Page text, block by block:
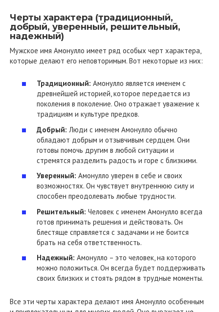
Черты характера (традиционный,
добрый, уверенный, решительный,
надежный)
Мужское имя Амонулло имеет ряд особых черт характера,
которые делают его неповторимым. Вот некоторые из них:
Традиционный: Амонулло является именем с
древнейшей историей, которое передается из
поколения в поколение. Оно отражает уважение к
традициям и культуре предков.
Добрый: Люди с именем Амонулло обычно
обладают добрым и отзывчивым сердцем. Они
готовы помочь другим в любой ситуации и
стремятся разделить радость и горе с близкими.
Уверенный: Амонулло уверен в себе и своих
возможностях. Он чувствует внутреннюю силу и
способен преодолевать любые трудности.
Решительный: Человек с именем Амонулло всегда
готов принимать решения и действовать. Он
блестяще справляется с задачами и не боится
брать на себя ответственность.
Надежный: Амонулло – это человек, на которого
можно положиться. Он всегда будет поддерживать
своих близких и стоять рядом в трудные моменты.
Все эти черты характера делают имя Амонулло особенным